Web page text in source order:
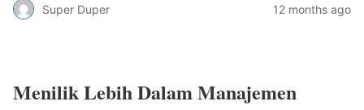
Super Duper 12 months ago
Menilik Lebih Dalam Manajemen